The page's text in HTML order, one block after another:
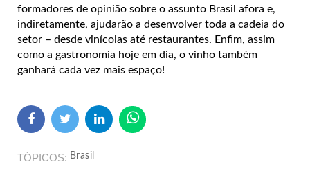
formadores de opinião sobre o assunto Brasil afora e,
indiretamente, ajudarão a desenvolver toda a cadeia do
setor – desde vinícolas até restaurantes. Enfim, assim
como a gastronomia hoje em dia, o vinho também
ganhará cada vez mais espaço!
TÓPICOS Brasil